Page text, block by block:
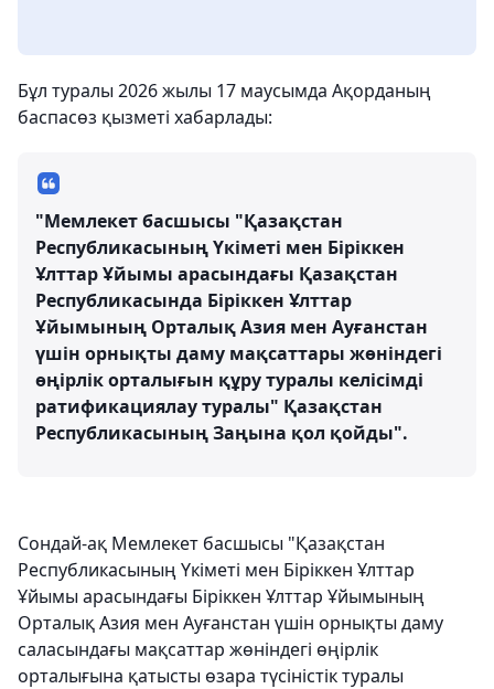
Бұл туралы 2026 жылы 17 маусымда Ақорданың
баспасөз қызметі хабарлады:
"Мемлекет басшысы "Қазақстан
Республикасының Үкіметі мен Біріккен
Ұлттар Ұйымы арасындағы Қазақстан
Республикасында Біріккен Ұлттар
Ұйымының Орталық Азия мен Ауғанстан
үшін орнықты даму мақсаттары жөніндегі
өңірлік орталығын құру туралы келісімді
ратификациялау туралы" Қазақстан
Республикасының Заңына қол қойды".
Сондай-ақ Мемлекет басшысы "Қазақстан
Республикасының Үкіметі мен Біріккен Ұлттар
Ұйымы арасындағы Біріккен Ұлттар Ұйымының
Орталық Азия мен Ауғанстан үшін орнықты даму
саласындағы мақсаттар жөніндегі өңірлік
орталығына қатысты өзара түсіністік туралы